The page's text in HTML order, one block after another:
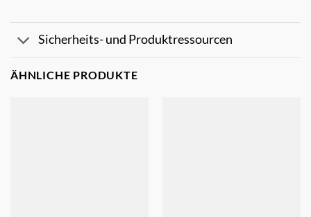
Sicherheits- und Produktressourcen
ÄHNLICHE PRODUKTE